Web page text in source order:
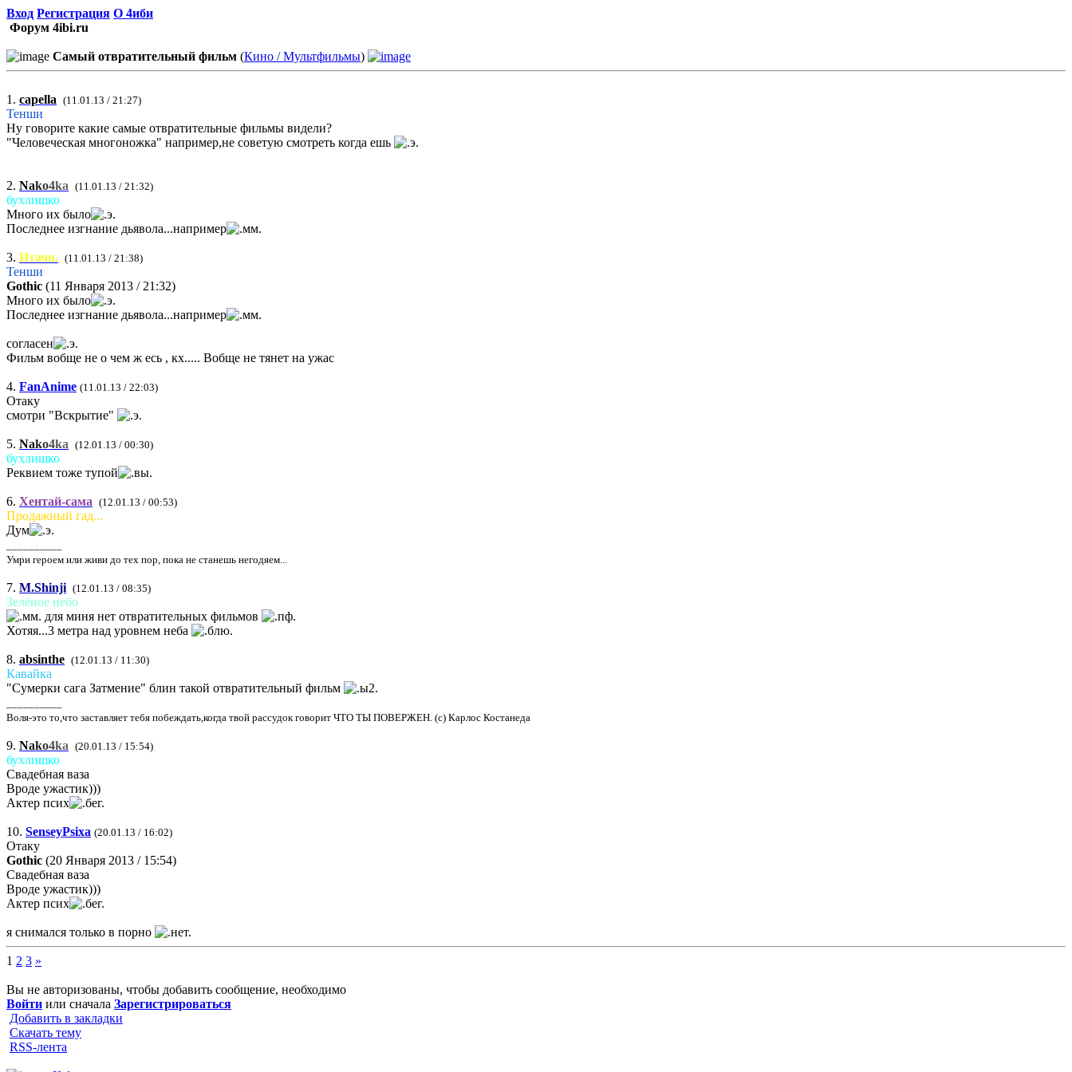
Вход Регистрация О 4иби
Форум 4ibi.ru
Самый отвратительный фильм (Кино / Мультфильмы)
1. capella (11.01.13 / 21:27)
Тенши
Ну говорите какие самые отвратительные фильмы видели?
"Человеческая многоножка" например,не советую смотреть когда ешь
2. Nako4ka (11.01.13 / 21:32)
бухлишко
Много их было
Последнее изгнание дьявола...например
3. Итачи. (11.01.13 / 21:38)
Тенши
Gothic (11 Января 2013 / 21:32)
Много их было
Последнее изгнание дьявола...например
согласен
Фильм вобще не о чем ж есь , кх..... Вобще не тянет на ужас
4. FanAnime (11.01.13 / 22:03)
Отаку
смотри "Вскрытие"
5. Nako4ka (12.01.13 / 00:30)
бухлишко
Реквием тоже тупой
6. Хентай-сама (12.01.13 / 00:53)
Продажный гад...
Дум
Умри героем или живи до тех пор, пока не станешь негодяем...
7. M.Shinji (12.01.13 / 08:35)
Зелёное небо
для миня нет отвратительных фильмов
Хотяя...3 метра над уровнем неба
8. absinthe (12.01.13 / 11:30)
Кавайка
"Сумерки сага Затмение" блин такой отвратительный фильм
Воля-это то,что заставляет тебя побеждать,когда твой рассудок говорит ЧТО ТЫ ПОВЕРЖЕН. (с) Карлос Костанеда
9. Nako4ka (20.01.13 / 15:54)
бухлишко
Свадебная ваза
Вроде ужастик)))
Актер псих
10. SenseyPsixa (20.01.13 / 16:02)
Отаку
Gothic (20 Января 2013 / 15:54)
Свадебная ваза
Вроде ужастик)))
Актер псих
я снимался только в порно
1 2 3 »
Вы не авторизованы, чтобы добавить сообщение, необходимо
Войти или сначала Зарегистрироваться
Добавить в закладки
Скачать тему
RSS-лента